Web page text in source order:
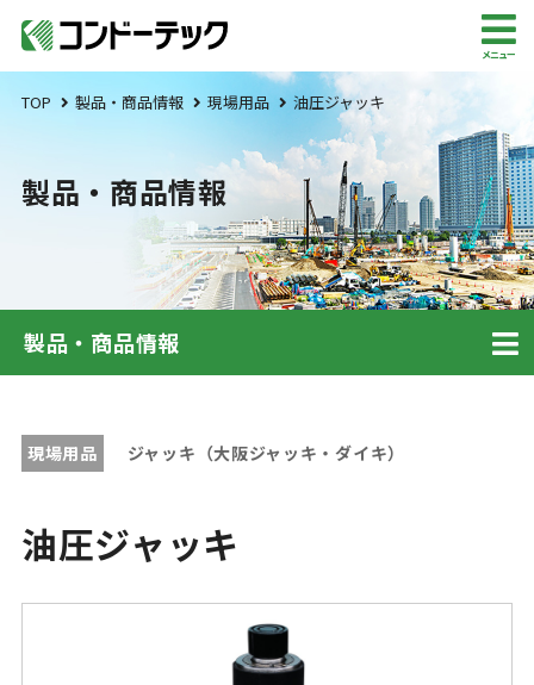
メニュー
TOP 製品・商品情報 現場用品 油圧ジャッキ
製品・商品情報
製品・商品情報
現場用品 ジャッキ（大阪ジャッキ・ダイキ）
油圧ジャッキ